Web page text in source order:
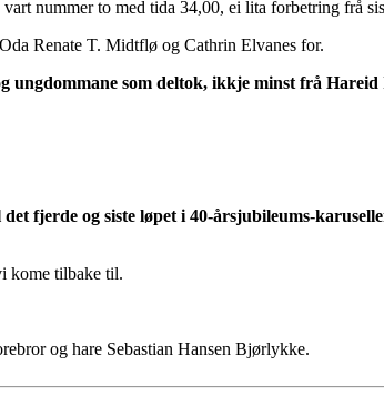
nummer to med tida 34,00, ei lita forbetring frå
Renate T. Midtflø og Cathrin Elvanes for.
ungdommane som deltok, ikkje minst frå Hareid
fjerde og siste løpet i 40-årsjubileums-
kome tilbake til.
og hare Sebastian Hansen Bjørlykke.